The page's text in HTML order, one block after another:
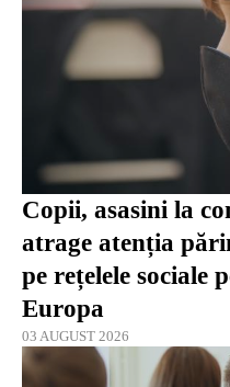
Copii, asasini la
atrage atenția
pe rețelele sociale
Europa
03 AUGUST 2026